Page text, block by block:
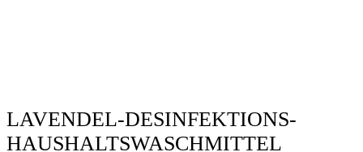
LAVENDEL-DESINFEKTIONS-
HAUSHALTSWASCHMITTEL